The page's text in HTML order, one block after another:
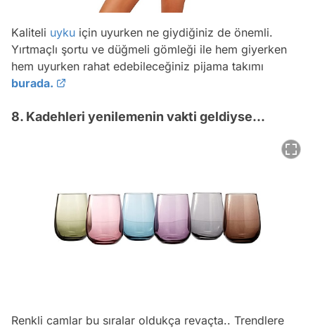
Kaliteli uyku için uyurken ne giydiğiniz de önemli.
Yırtmaçlı şortu ve düğmeli gömleği ile hem giyerken
hem uyurken rahat edebileceğiniz pijama takımı
burada.
8. Kadehleri yenilemenin vakti geldiyse...
Renkli camlar bu sıralar oldukça revaçta.. Trendlere